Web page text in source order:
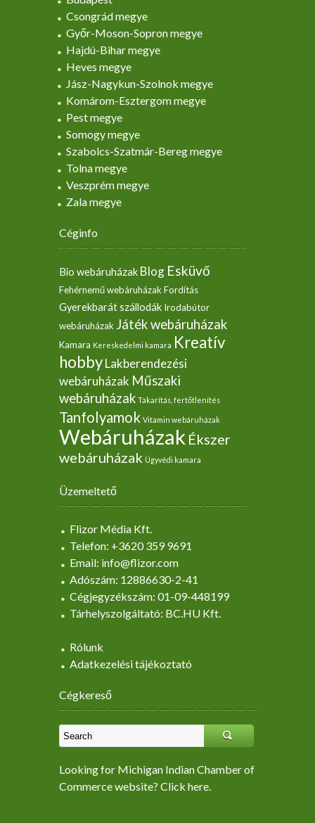
Csongrád megye
Győr-Moson-Sopron megye
Hajdú-Bihar megye
Heves megye
Jász-Nagykun-Szolnok megye
Komárom-Esztergom megye
Pest megye
Somogy megye
Szabolcs-Szatmár-Bereg megye
Tolna megye
Veszprém megye
Zala megye
Céginfo
Bio webáruházak Blog Esküvő
Fehérnemű webáruházakFordítás
Gyerekbarát szállodák Irodabútor
webáruházakJáték webáruházak
Kamara Kereskedelmi kamara Kreatív
hobbyLakberendezési
webáruházak Műszaki
webáruházak Takarítás, fertőtlenítés
Tanfolyamok Vitamin webáruházak
Webáruházak Ékszer
webáruházak Ügyvédi kamara
Üzemeltető
Flizor Média Kft.
Telefon: +3620 359 9691
Email: info@flizor.com
Adószám: 12886630-2-41
Cégjegyzékszám: 01-09-448199
Tárhelyszolgáltató: BC.HU Kft.
Rólunk
Adatkezelési tájékoztató
Cégkereső
Looking for Michigan Indian Chamber of
Commerce website? Click here.